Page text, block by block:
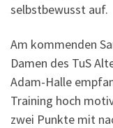
selbstbewusst auf.
Am kommenden
Damen des TuS
Adam-Halle
Training hoch
zwei Punkte mit